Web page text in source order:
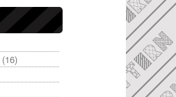
(16)